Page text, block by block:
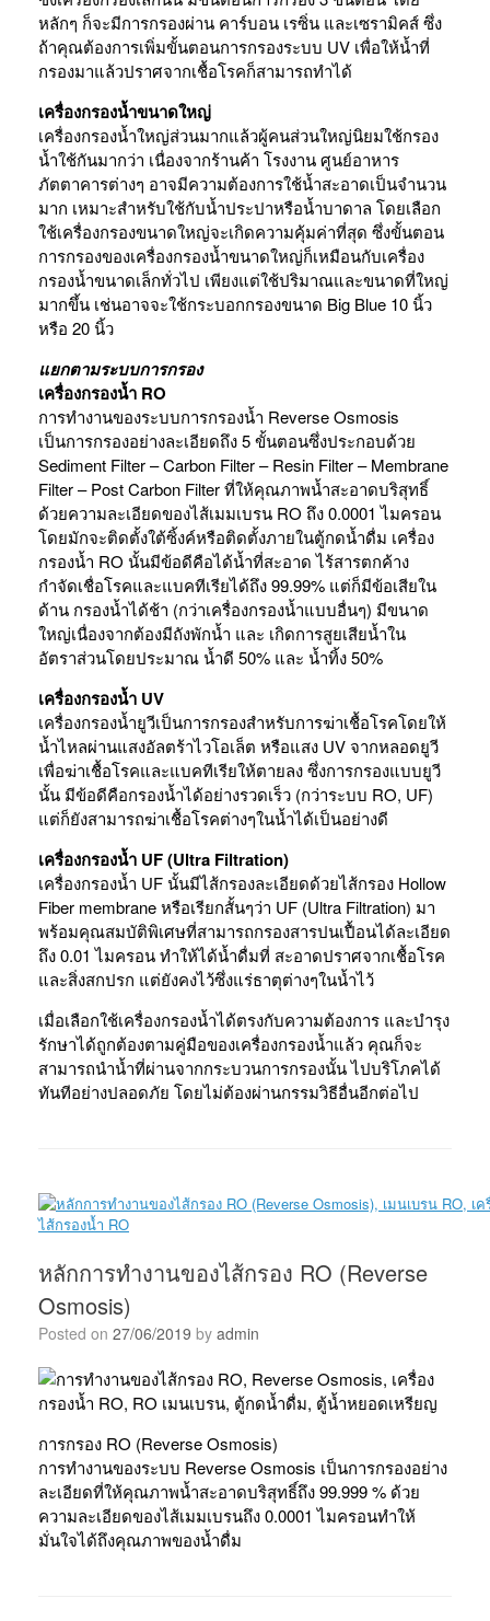
หลักๆ ก็จะมีการกรองผ่าน คาร์บอน เรซิ่น และเซรามิคส์ ซึ่ง
ถ้าคุณต้องการเพิ่มขั้นตอนการกรองระบบ UV เพื่อให้น้ำที่
กรองมาแล้วปราศจากเชื้อโรคก็สามารถทำได้
เครื่องกรองน้ำขนาดใหญ่
เครื่องกรองน้ำใหญ่ส่วนมากแล้วผู้คนส่วนใหญ่นิยมใช้กรอง
น้ำใช้กันมากว่า เนื่องจากร้านค้า โรงงาน ศูนย์อาหาร
ภัตตาคารต่างๆ อาจมีความต้องการใช้น้ำสะอาดเป็นจำนวน
มาก เหมาะสำหรับใช้กับน้ำประปาหรือน้ำบาดาล โดยเลือก
ใช้เครื่องกรองขนาดใหญ่จะเกิดความคุ้มค่าที่สุด ซึ่งขั้นตอน
การกรองของเครื่องกรองน้ำขนาดใหญ่ก็เหมือนกับเครื่อง
กรองน้ำขนาดเล็กทั่วไป เพียงแต่ใช้ปริมาณและขนาดที่ใหญ่
มากขึ้น เช่นอาจจะใช้กระบอกกรองขนาด Big Blue 10 นิ้ว
หรือ 20 นิ้ว
แยกตามระบบการกรอง
เครื่องกรองน้ำ RO
การทำงานของระบบการกรองน้ำ Reverse Osmosis
เป็นการกรองอย่างละเอียดถึง 5 ขั้นตอนซึ่งประกอบด้วย
Sediment Filter – Carbon Filter – Resin Filter – Membrane
Filter – Post Carbon Filter ที่ให้คุณภาพน้ำสะอาดบริสุทธิ์
ด้วยความละเอียดของไส้เมมเบรน RO ถึง 0.0001 ไมครอน
โดยมักจะติดตั้งใต้ซิ้งค์หรือติดตั้งภายในตู้กดน้ำดื่ม เครื่อง
กรองน้ำ RO นั้นมีข้อดีคือได้น้ำที่สะอาด ไร้สารตกค้าง
กำจัดเชื่อโรคและแบคทีเรียได้ถึง 99.99% แต่ก็มีข้อเสียใน
ด้าน กรองน้ำได้ช้า (กว่าเครื่องกรองน้ำแบบอื่นๆ) มีขนาด
ใหญ่เนื่องจากต้องมีถังพักน้ำ และ เกิดการสูยเสียน้ำใน
อัตราส่วนโดยประมาณ น้ำดี 50% และ น้ำทิ้ง 50%
เครื่องกรองน้ำ UV
เครื่องกรองน้ำยูวีเป็นการกรองสำหรับการฆ่าเชื้อโรคโดยให้
น้ำไหลผ่านแสงอัลตร้าไวโอเล็ต หรือแสง UV จากหลอดยูวี
เพื่อฆ่าเชื้อโรคและแบคทีเรียให้ตายลง ซึ่งการกรองแบบยูวี
นั้น มีข้อดีคือกรองน้ำได้อย่างรวดเร็ว (กว่าระบบ RO, UF)
แต่ก็ยังสามารถฆ่าเชื้อโรคต่างๆในน้ำได้เป็นอย่างดี
เครื่องกรองน้ำ UF (Ultra Filtration)
เครื่องกรองน้ำ UF นั้นมีไส้กรองละเอียดด้วยไส้กรอง Hollow
Fiber membrane หรือเรียกสั้นๆว่า UF (Ultra Filtration) มา
พร้อมคุณสมบัติพิเศษที่สามารถกรองสารปนเปื้อนได้ละเอียด
ถึง 0.01 ไมครอน ทำให้ได้น้ำดื่มที่ สะอาดปราศจากเชื้อโรค
และสิ่งสกปรก แต่ยังคงไว้ซึ่งแร่ธาตุต่างๆในน้ำไว้
เมื่อเลือกใช้เครื่องกรองน้ำได้ตรงกับความต้องการ และบำรุง
รักษาได้ถูกต้องตามคู่มือของเครื่องกรองน้ำแล้ว คุณก็จะ
สามารถนำน้ำที่ผ่านจากกระบวนการกรองนั้น ไปบริโภคได้
ทันทีอย่างปลอดภัย โดยไม่ต้องผ่านกรรมวิธีอื่นอีกต่อไป
หลักการทำงานของไส้กรอง RO (Reverse
Osmosis)
Posted on 27/06/2019 by admin
การกรอง RO (Reverse Osmosis)
การทำงานของระบบ Reverse Osmosis เป็นการกรองอย่าง
ละเอียดที่ให้คุณภาพน้ำสะอาดบริสุทธิ์ถึง 99.999 % ด้วย
ความละเอียดของไส้เมมเบรนถึง 0.0001 ไมครอนทำให้
มั่นใจได้ถึงคุณภาพของน้ำดื่ม